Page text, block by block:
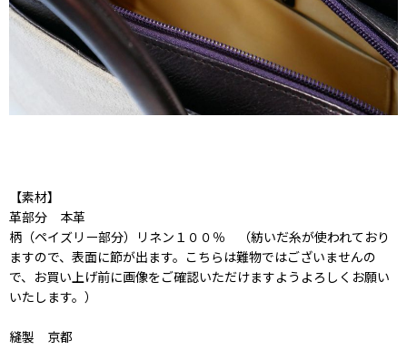
【素材】
革部分 本革
柄（ペイズリー部分）リネン１００％ （紡いだ糸が使われており
ますので、表面に節が出ます。こちらは難物ではございませんの
で、お買い上げ前に画像をご確認いただけますようよろしくお願い
いたします。）
縫製 京都